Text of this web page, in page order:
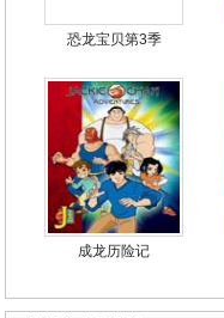
恐龙宝贝第3季
成龙历险记